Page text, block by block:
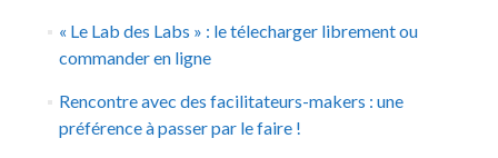
« Le Lab des Labs » : le télecharger librement ou
commander en ligne
Rencontre avec des facilitateurs-makers : une
préférence à passer par le faire !